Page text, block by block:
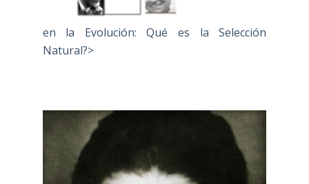
en la Evolución: Qué es la Selección
Natural?>